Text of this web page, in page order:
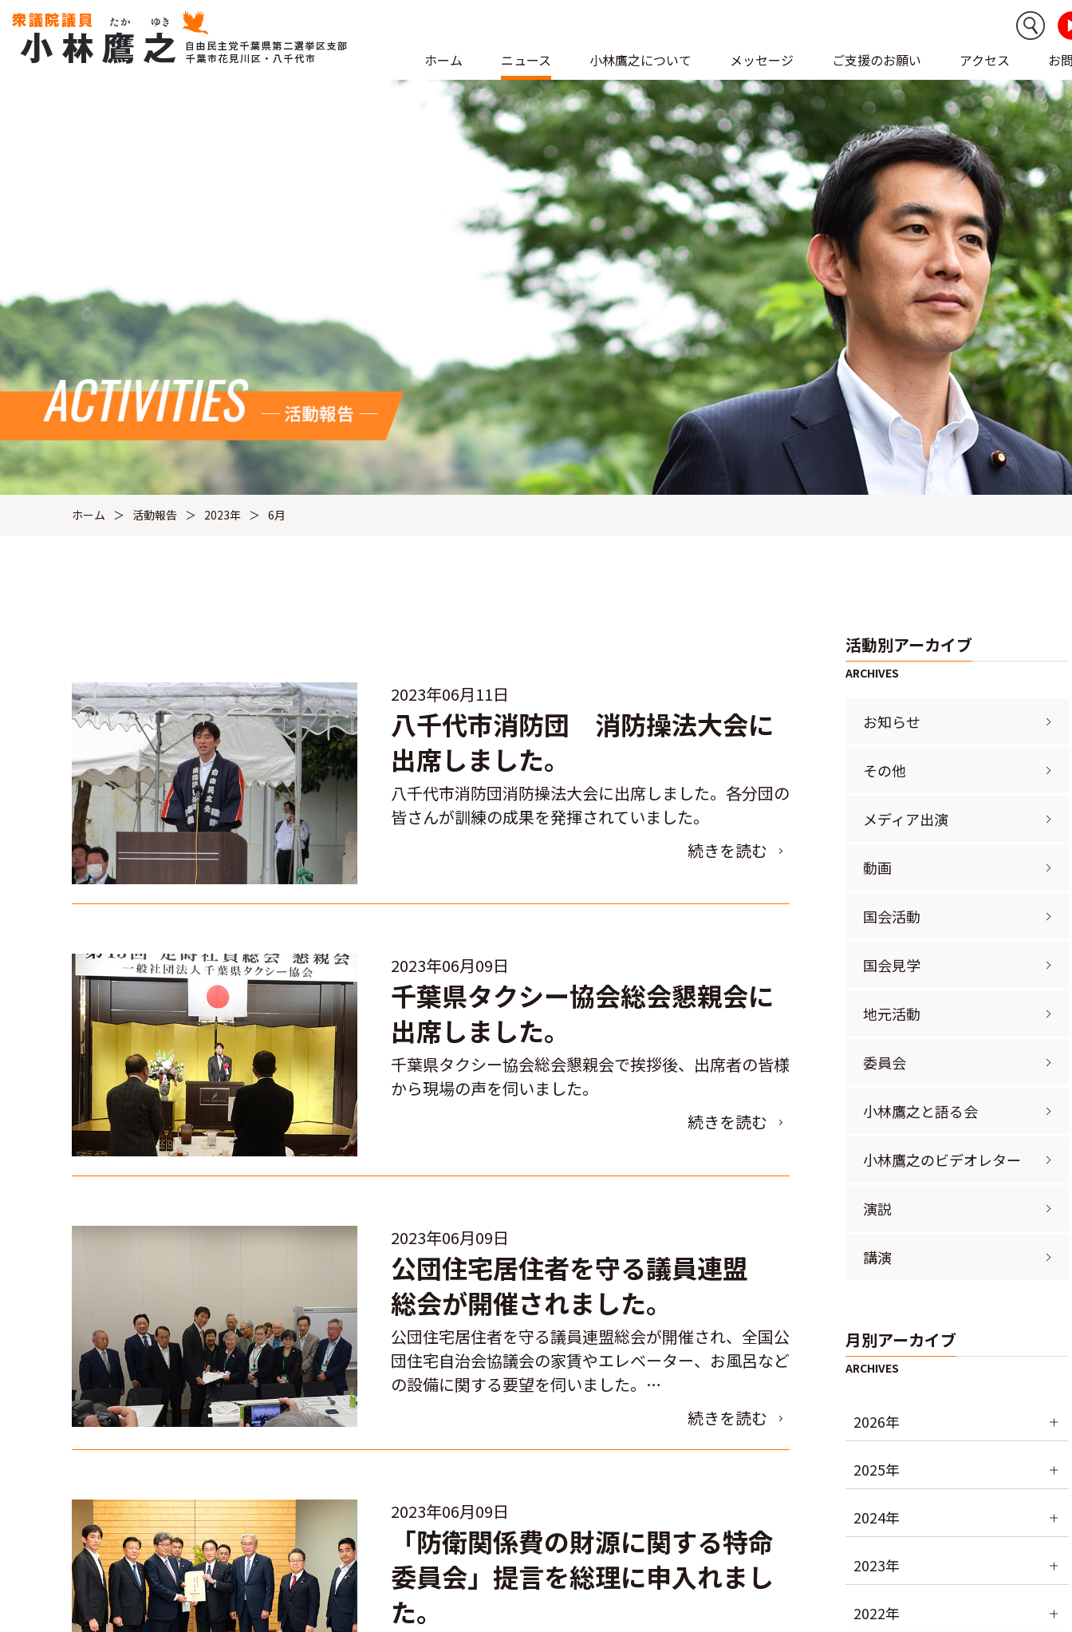
ホーム ニュース 小林鷹之について メッセージ ご支援のお願い アクセス お
ホーム 活動報告 2023年 6月
2023年06月11日
八千代市消防団 消防操法大会に
出席しました。
八千代市消防団消防操法大会に出席しました。各分団の
皆さんが訓練の成果を発揮されていました。
続きを読む
2023年06月09日
千葉県タクシー協会総会懇親会に
出席しました。
千葉県タクシー協会総会懇親会で挨拶後、出席者の皆様
から現場の声を伺いました。
続きを読む
2023年06月09日
公団住宅居住者を守る議員連盟
総会が開催されました。
公団住宅居住者を守る議員連盟総会が開催され、全国公
団住宅自治会協議会の家賃やエレベーター、お風呂など
の設備に関する要望を伺いました。…
続きを読む
2023年06月09日
「防衛関係費の財源に関する特命
委員会」提言を総理に申入れまし
た。
活動別アーカイブ
お知らせ
その他
メディア出演
動画
国会活動
国会見学
地元活動
委員会
小林鷹之と語る会
小林鷹之のビデオレター
演説
講演
月別アーカイブ
2026年
2025年
2024年
2023年
2022年